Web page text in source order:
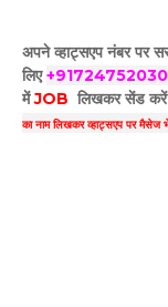
अपने व्हाट्सएप नंबर पर
लिए
मेंJOB लिखकर सेंड करें
का नाम लिखकर व्हाट्सएप पर मैसेज